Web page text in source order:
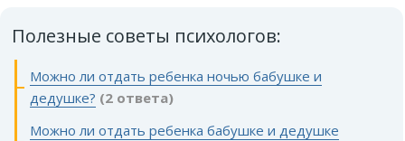
Полезные советы психологов:
Можно ли отдать ребенка ночью бабушке и
дедушке? (2 ответа)
Можно ли отдать ребенка бабушке и дедушке